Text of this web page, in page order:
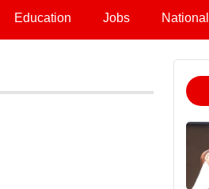
Education Jobs National